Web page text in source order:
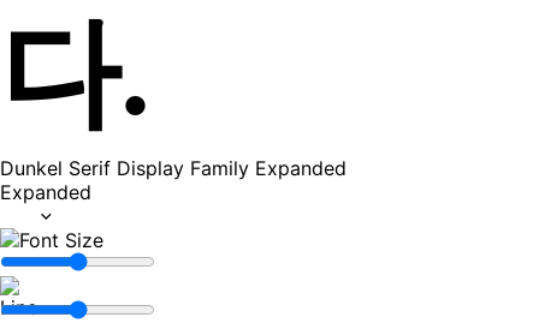
다.
Dunkel Serif Display Family Expanded
Expanded